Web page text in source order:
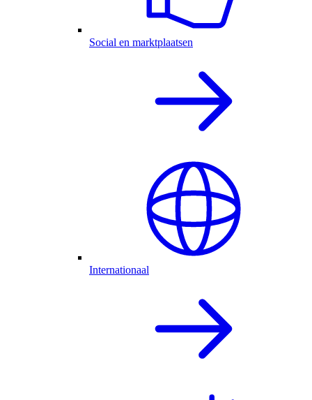
Social en marktplaatsen
Internationaal